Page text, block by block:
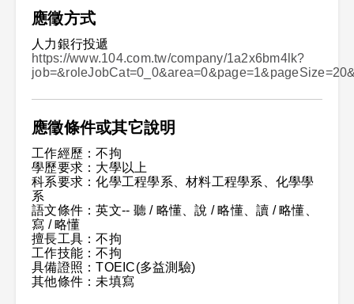
應徵方式
人力銀行投遞
https://www.104.com.tw/company/1a2x6bm4lk?
應徵條件或其它說明
工作經歷：不拘
學歷要求：大學以上
科系要求：化學工程學系、材料工程學系、化學學
系
語文條件：英文-- 聽 / 略懂、說 / 略懂、讀 / 略懂、
寫 / 略懂
擅長工具：不拘
工作技能：不拘
具備證照：TOEIC(多益測驗)
其他條件：未填寫